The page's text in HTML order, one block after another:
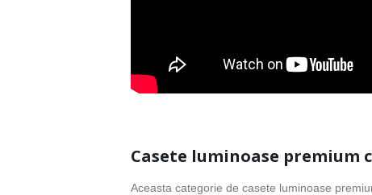
Casete luminoase premium
Aceasta categorie de casete luminoase